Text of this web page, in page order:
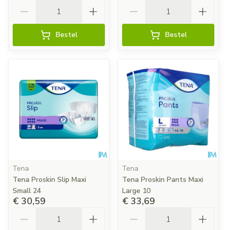
Bestel Bestel
Tena
Tena Proskin Slip Maxi
Small 24
€ 30,59
Tena
Tena Proskin Pants Maxi
Large 10
€ 33,69